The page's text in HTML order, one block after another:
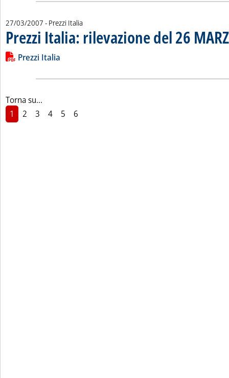
27/03/2007 - Prezzi Italia
Prezzi Italia: rilevazione del 26
Leggi tutta la notizia: 'Prezzi Italia: rilevazione del 26
Lista allegati PDF alla notizia
Prezzi Italia
Torna su...
1
2 3 4 5 6